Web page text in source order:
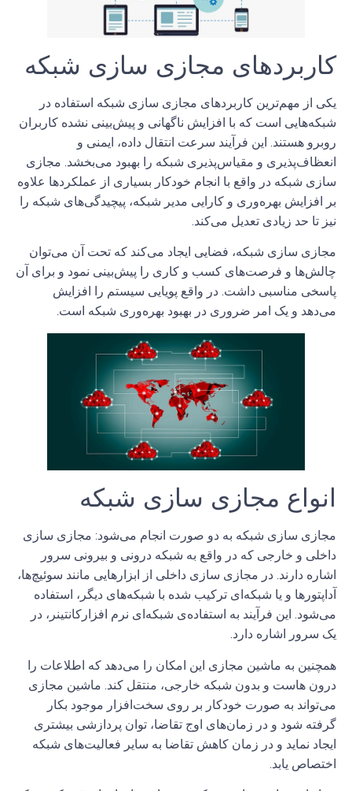
کاربردهای مجازی سازی شبکه
یکی از مهم‌ترین کاربردهای مجازی سازی شبکه استفاده در
شبکه‌هایی است که با افزایش ناگهانی و پیش‌بینی نشده کاربران
روبرو هستند. این فرآیند سرعت انتقال داده، ایمنی و
انعظاف‌پذیری و مقیاس‌پذیری شبکه را بهبود می‌بخشد. مجازی
سازی شبکه در واقع با انجام خودکار بسیاری از عملکردها علاوه
بر افزایش بهره‌وری و کارایی مدیر شبکه، پیچیدگی‌های شبکه را
نیز تا حد زیادی تعدیل می‌کند.
مجازی سازی شبکه، فضایی ایجاد می‌کند که تحت آن می‌توان
چالش‌ها و فرصت‌های کسب و کاری را پیش‌بینی نمود و برای آن
پاسخی مناسبی داشت. در واقع پویایی سیستم را افزایش
می‌دهد و یک امر ضروری در بهبود بهره‌وری شبکه است.
انواع مجازی سازی شبکه
مجازی سازی شبکه به دو صورت انجام می‌شود: مجازی سازی
داخلی و خارجی که در واقع به شبکه درونی و بیرونی سرور
اشاره دارند. در مجازی سازی داخلی از ابزارهایی مانند سوئیچ‌ها،
آداپتورها و یا شبکه‌ای ترکیب شده با شبکه‌های دیگر، استفاده
می‌شود. این فرآیند به استفاده‌ی شبکه‌ای نرم افزارکانتینر، در
یک سرور اشاره دارد.
همچنین به ماشین‌ مجازی این امکان را می‌دهد که اطلاعات را
درون هاست و بدون شبکه خارجی، منتقل کند. ماشین مجازی
می‌تواند به صورت خودکار بر روی سخت‌افزار موجود بکار
گرفته شود و در زمان‌های اوج تقاضا، توان پردازشی بیشتری
ایجاد نماید و در زمان کاهش تقاضا به سایر فعالیت‌های شبکه
اختصاص یابد.